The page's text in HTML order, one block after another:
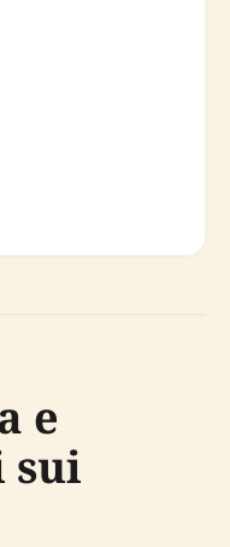
e
sui